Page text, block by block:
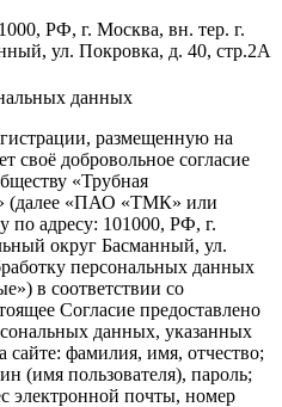
РФ, г. Москва, вн. тер. г.
ул. Покровка, д. 40, стр.2А
данных
размещенную на
своё добровольное согласие
«Трубная
(далее «ПАО «ТМК» или
по адресу: 101000, РФ, г.
округ Басманный, ул.
персональных данных
в соответствии со
Согласие предоставлено
данных, указанных
фамилия, имя, отчество;
(имя пользователя), пароль;
электронной почты, номер